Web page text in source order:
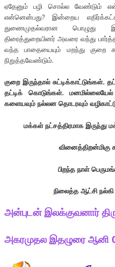
ஏதேனும் பழி சொல்ல வேண்டும்
என்னென்பது? இன்றைய
துணைமுதல்வரான பொழுது
திரைத்துறையினர் அவரை வந்து
வந்த பாதையையும் மறந்து குறை
நிறுத்தவேண்டும்.
குறை இருந்தால் சுட்டிக்காட்டுங்கள்.
தட்டிக் கொடுங்கள்.
களையவும் நல்லன தொடரவும்
மக்கள் நட்சத்திரமாக இருந்து
வினைத்திறன்மிகு
பிறந்த நாள்
நிலைத்த ஆட்சி நல்கி
அன்புடன் இலக்குவனார்
அகரமுதல இதழுரை ஆனி